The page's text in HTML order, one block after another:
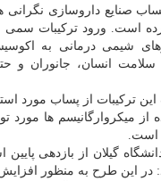
صنایع داروسازی نگرانی
است. ورود تركیبات سمی
شیمی درمانی به
سلامت انسان، جانوران و
تركیبات از پساب مورد
از میكروارگانیسم ها مورد
است.
گیلان از بازدهی
در این طرح به منظور